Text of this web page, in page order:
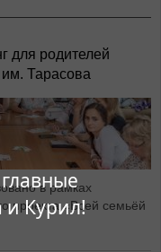
и Курил!
для родителей
Тарасова
в рамках
проекта «Всей семьёй